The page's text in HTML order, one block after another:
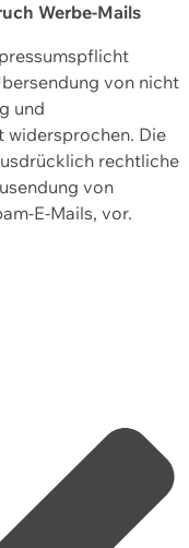
Werbe-Mails
von nicht
und
widersprochen. Die
rechtliche
von
E-Mails, vor.